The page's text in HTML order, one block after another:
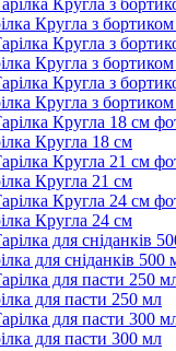
Кругла з
Кругла з
Кругла з
Кругла 18 см
Кругла 21 см
Кругла 24 см
для сніданків 500
для пасти 250 мл
для пасти 300 мл